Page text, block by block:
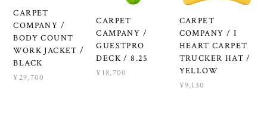
CARPET
COMPANY /
BODY COUNT
WORK JACKET /
BLACK
¥29,700
CARPET
CAMPANY /
GUESTPRO
DECK / 8.25
¥18,700
CARPET
COMPANY / I
HEART CARPET
TRUCKER HAT /
YELLOW
¥9,130